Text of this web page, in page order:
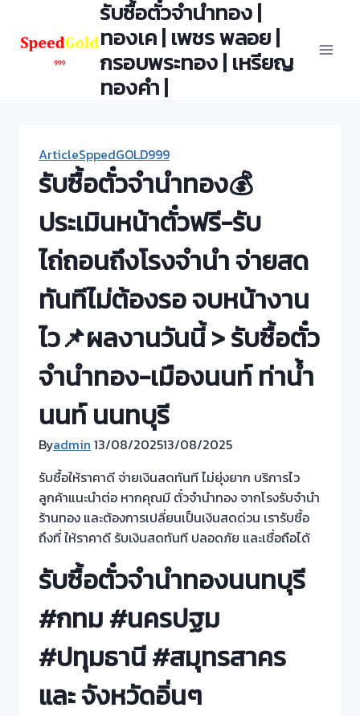
content
รับซื้อตั๋วจำนำทอง |
ทองเค | เพชร พลอย |
กรอบพระทอง | เหรียญ
ทองคำ |
ArticleSppedGOLD999
รับซื้อตั๋วจำนำทอง💰
ประเมินหน้าตั๋วฟรี-รับ
ไถ่ถอนถึงโรงจำนำ จ่ายสด
ทันทีไม่ต้องรอ จบหน้างาน
ไว📌ผลงานวันนี้ > รับซื้อตั๋ว
จำนำทอง-เมืองนนท์ ท่าน้ำ
นนท์ นนทบุรี
Byadmin 13/08/202513/08/2025
รับซื้อให้ราคาดี จ่ายเงินสดทันที ไม่ยุ่งยาก บริการไว
ลูกค้าแนะนำต่อ หากคุณมี ตั๋วจำนำทอง จากโรงรับจำนำ
ร้านทอง และต้องการเปลี่ยนเป็นเงินสดด่วน เรารับซื้อ
ถึงที่ ให้ราคาดี รับเงินสดทันที ปลอดภัย และเชื่อถือได้
รับซื้อตั๋วจำนำทองนนทบุรี
#กทม #นครปฐม
#ปทุมธานี #สมุทรสาคร
และ จังหวัดอิ่นๆ